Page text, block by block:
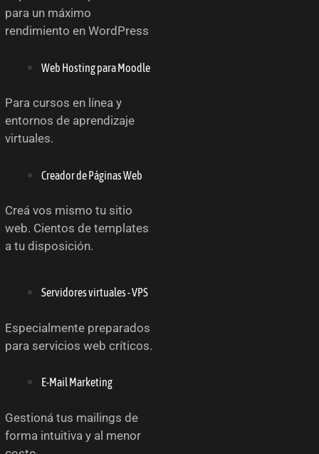
para un máximo
rendimiento en WordPress
Web Hosting para Moodle
Para cursos en línea y
entornos de aprendizaje
virtuales.
Creador de Páginas Web
Creá vos mismo tu sitio
web. Cientos de templates
a tu disposición.
Servidores virtuales - VPS
Especialmente preparados
para servicios web críticos.
E-Mail Marketing
Gestioná tus mailings de
forma intuitiva y al menor